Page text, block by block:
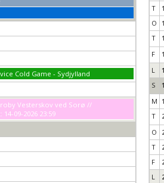
Cold Game - Sydjylland
Vesterskov ved Sorø //
09-2026 23:59
T
O
T
F
L
S
M
T
O
T
F
L